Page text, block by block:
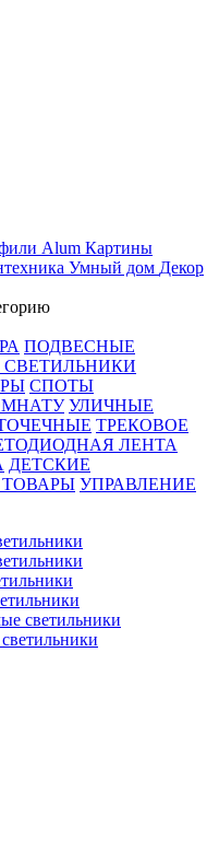
Alum Картины
Умный дом Декор
ПОДВЕСНЫЕ
СПОТЫ
УЛИЧНЫЕ
ТРЕКОВОЕ
ЛЕНТА
ДЕТСКИЕ
УПРАВЛЕНИЕ
светильники